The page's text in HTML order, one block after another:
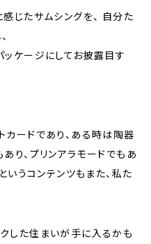
じたサムシングを、 自分た
ッケージにしてお披露目す
カードであり、ある時は陶器
り、プリンアラモードでもあ
いうコンテンツもまた、私た
した住まいが手に入るかも